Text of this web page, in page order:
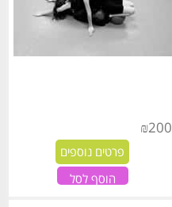
₪200
פרטים נוספים
הוסף לסל